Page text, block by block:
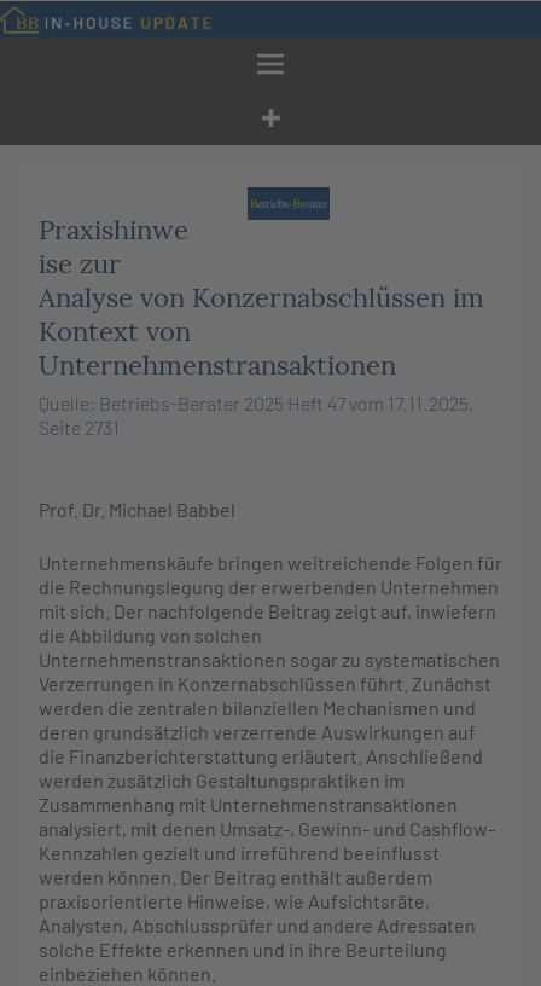
Zum
Inhalt
Praxishinwe
ise zur
Analyse von Konzernabschlüssen im
Kontext von
Unternehmenstransaktionen
Quelle: Betriebs-Berater 2025 Heft 47 vom 17.11.2025,
Seite 2731
Prof. Dr. Michael Babbel
Unternehmenskäufe bringen weitreichende Folgen für
die Rechnungslegung der erwerbenden Unternehmen
mit sich. Der nachfolgende Beitrag zeigt auf, inwiefern
die Abbildung von solchen
Unternehmenstransaktionen sogar zu systematischen
Verzerrungen in Konzernabschlüssen führt. Zunächst
werden die zentralen bilanziellen Mechanismen und
deren grundsätzlich verzerrende Auswirkungen auf
die Finanzberichterstattung erläutert. Anschließend
werden zusätzlich Gestaltungspraktiken im
Zusammenhang mit Unternehmenstransaktionen
analysiert, mit denen Umsatz-, Gewinn- und Cashflow-
Kennzahlen gezielt und irreführend beeinflusst
werden können. Der Beitrag enthält außerdem
praxisorientierte Hinweise, wie Aufsichtsräte,
Analysten, Abschlussprüfer und andere Adressaten
solche Effekte erkennen und in ihre Beurteilung
einbeziehen können.